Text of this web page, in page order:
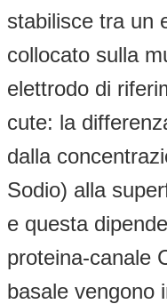
stabilisce tra un
collocato sulla
elettrodo di
cute: la
dalla
Sodio) alla
e questa
proteina-canale
basale vengono